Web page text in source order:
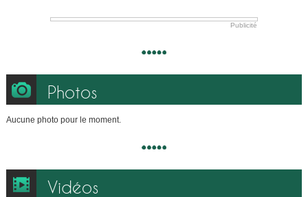
Publicité
Photos
Aucune photo pour le moment.
Vidéos